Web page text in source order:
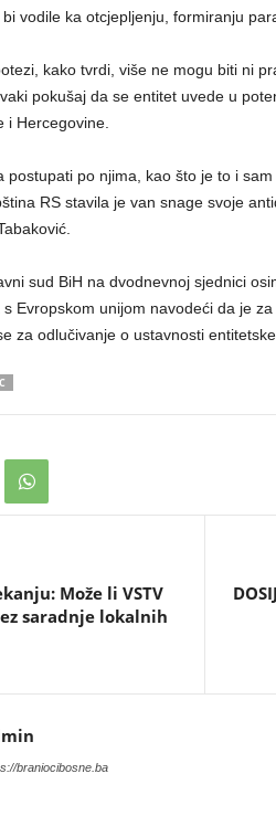
vodile ka otcjepljenju, formiranju
kako tvrdi, više ne mogu biti ni
pokušaj da se entitet uvede u
i Hercegovine.
postupati po njima, kao što je to i
RS stavila je van snage svoje
sud BiH na dvodnevnoj sjednici
Evropskom unijom navodeći da je
za odlučivanje o ustavnosti
Može li VSTV
saradnje lokalnih
braniocibosne.ba